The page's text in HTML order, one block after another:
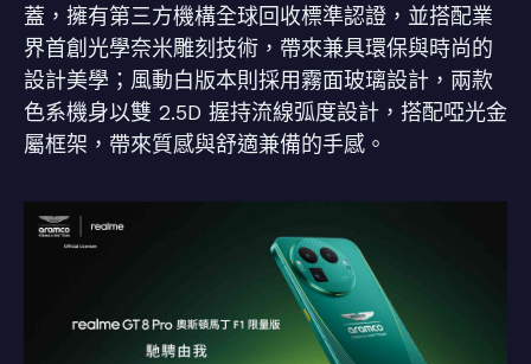
蓋，擁有第三方機構全球回收標準認證，並搭配業
界首創光學奈米雕刻技術，帶來兼具環保與時尚的
設計美學；風動白版本則採用霧面玻璃設計，兩款
色系機身以雙 2.5D 握持流線弧度設計，搭配啞光金
屬框架，帶來質感與舒適兼備的手感。